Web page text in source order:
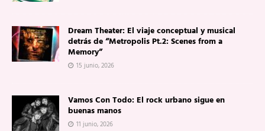
Dream Theater: El viaje conceptual y musical
detrás de “Metropolis Pt.2: Scenes from a
Memory”
15 junio, 2026
Vamos Con Todo: El rock urbano sigue en
buenas manos
11 junio, 2026